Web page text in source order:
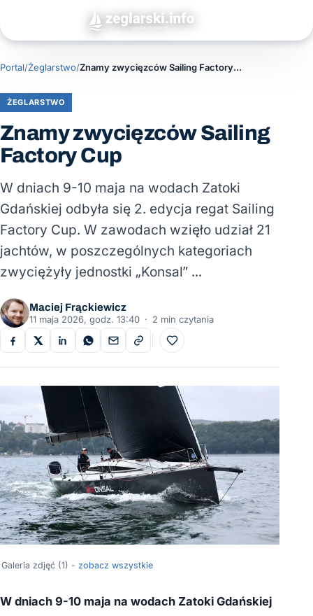
Portal/Żeglarstwo/ Znamy zwycięzców Sailing Factory Cup
ŻEGLARSTWO
Znamy zwycięzców Sailing
Factory Cup
W dniach 9-10 maja na wodach Zatoki
Gdańskiej odbyła się 2. edycja regat Sailing
Factory Cup. W zawodach wzięło udział 21
jachtów, w poszczególnych kategoriach
zwyciężyły jednostki „Konsal” …
Maciej Frąckiewicz
11 maja 2026, godz. 13:40 · 2 min czytania
Do ulubionych
Galeria zdjęć (1) - zobacz wszystkie
W dniach 9-10 maja na wodach Zatoki Gdańskiej